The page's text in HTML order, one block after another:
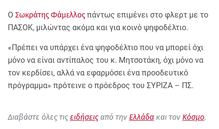
Ο Σωκράτης Φάμελλος πάντως επιμένει στο φλερτ με το
ΠΑΣΟΚ, μιλώντας ακόμα και για κοινό ψηφοδέλτιο.
«Πρέπει να υπάρχει ένα ψηφοδέλτιο που να μπορεί όχι
μόνο να είναι αντίπαλος του κ. Μητσοτάκη, όχι μόνο να
τον κερδίσει, αλλά να εφαρμόσει ένα προοδευτικό
πρόγραμμα» πρότεινε ο πρόεδρος του ΣΥΡΙΖΑ – ΠΣ.
Διαβάστε όλες τις ειδήσειςαπό την Ελλάδα και τον Κόσμο.